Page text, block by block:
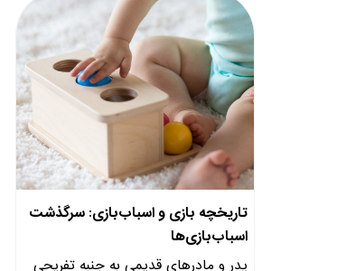
تاریخچه بازی و اسباب‌بازی: سرگذشت
اسباب‌بازی‌ها
پدر و مادرهای قدیمی به جنبه تفریحی